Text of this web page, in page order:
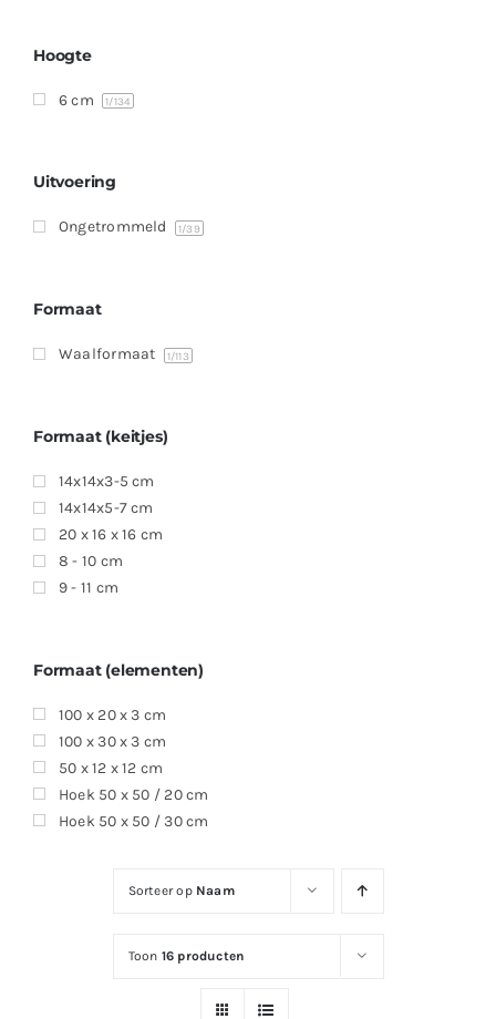
Contact
Offerte aanvragen
Sorteer op Naam
Toon 16 producten
Hoogte
6 cm 1/134
Uitvoering
Ongetrommeld 1/39
Formaat
Waalformaat 1/113
Formaat (keitjes)
14x14x3-5 cm
14x14x5-7 cm
20 x 16 x 16 cm
8 - 10 cm
9 - 11 cm
Formaat (elementen)
100 x 20 x 3 cm
100 x 30 x 3 cm
50 x 12 x 12 cm
Hoek 50 x 50 / 20 cm
Hoek 50 x 50 / 30 cm